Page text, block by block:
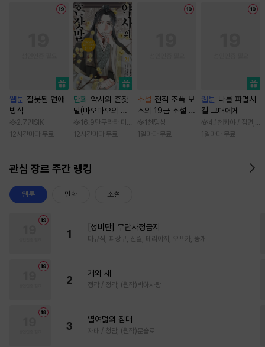
웹툰 잘못된 연애
방식
2.7만 SIK
12시간마다 무료
만화 약사의 혼잣
말(마오마오의 후
궁 수수께끼 풀이
수첩)
16.9만 쿠라타 미노지 / 휴우가 나츠
12시간마다 무료
소설 전직 조폭 보
스의 19금 소설 속
가정부 빙의기
1천 당성
1일마다 무료
웹툰 나를 파멸시
킬 그대에게
4.1천 카야 / 점면, (
1일마다 무료
관심 장르 주간 랭킹
웹툰 만화 소설
1
[성비단] 무단사정금지
마규식, 피상구, 진월, 테리야끼, 오프카, 뚱개
2
개와 새
정각 / 정각, (원작)박하사탕
3
열여덟의 침대
자태 / 청담, (원작)문슬로